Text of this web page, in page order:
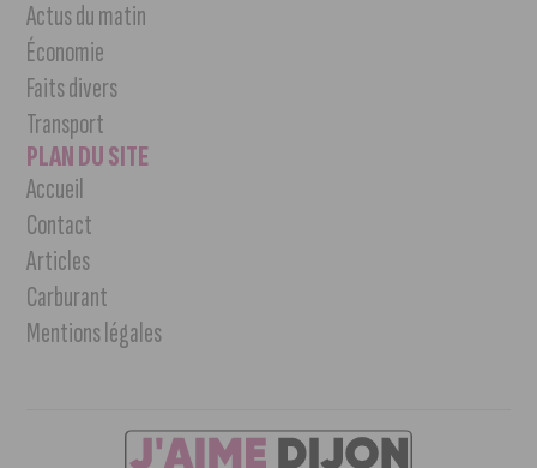
Actus du matin
Économie
Faits divers
Transport
PLAN DU SITE
Accueil
Contact
Articles
Carburant
Mentions légales